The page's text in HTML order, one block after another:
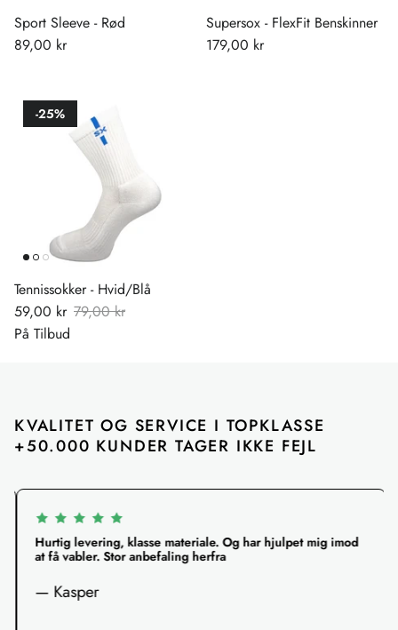
Sport Sleeve - Rød
89,00 kr
Supersox - FlexFit Benskinner
179,00 kr
-25%
Tennissokker - Hvid/Blå
59,00 kr 79,00 kr
På Tilbud
KVALITET OG SERVICE I TOPKLASSE
+50.000 KUNDER TAGER IKKE FEJL
Hurtig levering, klasse materiale. Og har hjulpet mig imod
at få vabler. Stor anbefaling herfra
— Kasper